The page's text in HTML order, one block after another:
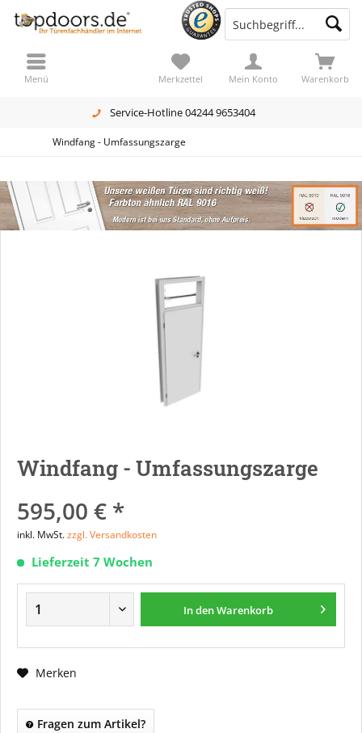
Service-Hotline 04244 9653404
Warenkorb
Merkzettel Mein Konto
Menü
Windfang - Umfassungszarge
Windfang - Umfassungszarge
595,00 € *
inkl. MwSt.zzgl. Versandkosten
Lieferzeit 7 Wochen
In denWarenkorb
Merken
Fragen zum Artikel?